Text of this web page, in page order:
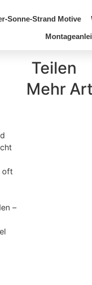
Sonne-Strand Motive
oft
–
Teilen
Mehr